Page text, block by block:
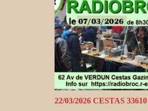
22/03/2026 CESTAS 33610